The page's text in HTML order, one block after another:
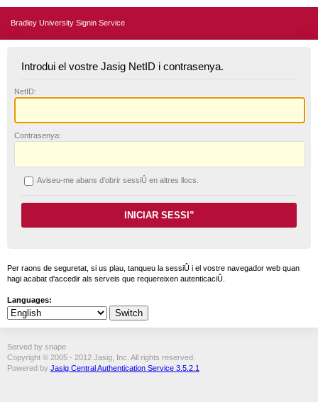
Bradley University Signin Service
Introdui el vostre Jasig NetID i contrasenya.
NetID:
Contrasenya:
Aviseu-me abans d'obrir sessiÛ en altres llocs.
Per raons de seguretat, si us plau, tanqueu la sessiÛ i el vostre navegador web quan
hagi acabat d'accedir als serveis que requereixen autenticaciÛ.
Languages:
Served by snape
Copyright © 2005 - 2012 Jasig, Inc. All rights reserved.
Powered by Jasig Central Authentication Service 3.5.2.1